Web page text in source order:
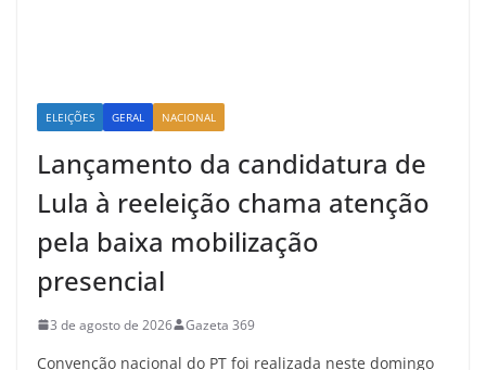
ELEIÇÕES GERAL NACIONAL
Lançamento da candidatura de
Lula à reeleição chama atenção
pela baixa mobilização
presencial
3 de agosto de 2026 Gazeta 369
Convenção nacional do PT foi realizada neste domingo